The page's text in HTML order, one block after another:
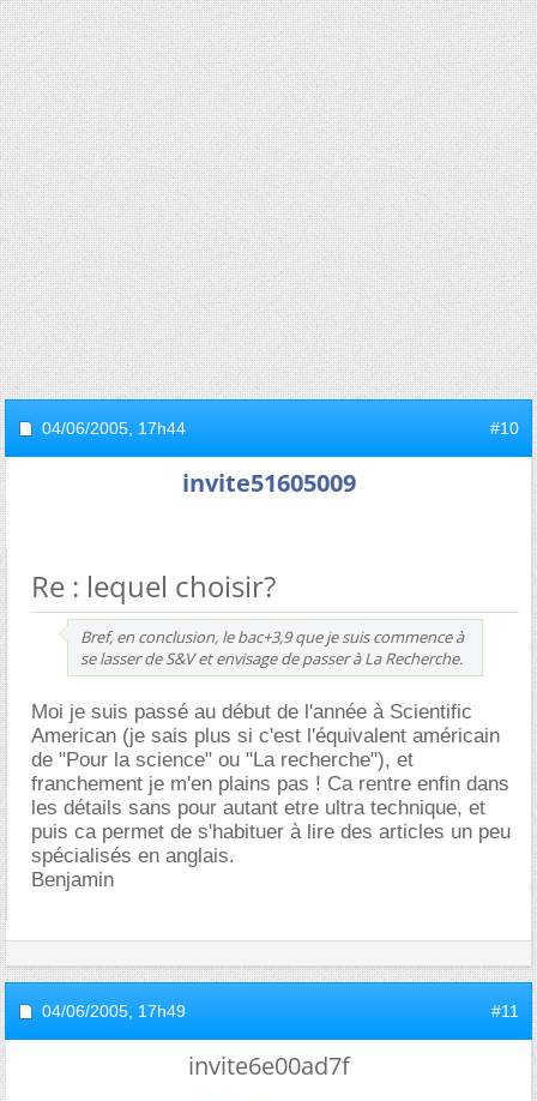
04/06/2005, 17h44 #10
invite51605009
Re : lequel choisir?
Bref, en conclusion, le bac+3,9 que je suis commence à
se lasser de S&V et envisage de passer à La Recherche.
Moi je suis passé au début de l'année à Scientific
American (je sais plus si c'est l'équivalent américain
de "Pour la science" ou "La recherche"), et
franchement je m'en plains pas ! Ca rentre enfin dans
les détails sans pour autant etre ultra technique, et
puis ca permet de s'habituer à lire des articles un peu
spécialisés en anglais.
Benjamin
04/06/2005, 17h49 #11
invite6e00ad7f